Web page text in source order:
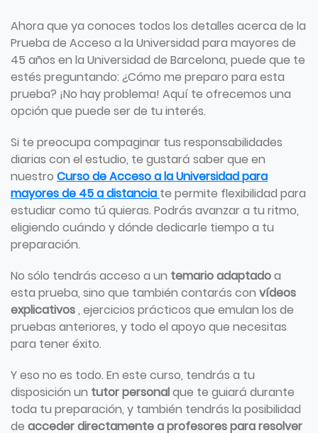
Ahora que ya conoces todos los detalles acerca de la
Prueba de Acceso a la Universidad para mayores de
45 años en la Universidad de Barcelona, puede que te
estés preguntando: ¿Cómo me preparo para esta
prueba? ¡No hay problema! Aquí te ofrecemos una
opción que puede ser de tu interés.
Si te preocupa compaginar tus responsabilidades
diarias con el estudio, te gustará saber que en
nuestro Curso de Acceso a la Universidad para
mayores de 45 a distancia te permite flexibilidad para
estudiar como tú quieras. Podrás avanzar a tu ritmo,
eligiendo cuándo y dónde dedicarle tiempo a tu
preparación.
No sólo tendrás acceso a un temario adaptadoa
esta prueba, sino que también contarás con vídeos
explicativos, ejercicios prácticos que emulan los de
pruebas anteriores, y todo el apoyo que necesitas
para tener éxito.
Y eso no es todo. En este curso, tendrás a tu
disposición un tutor personalque te guiará durante
toda tu preparación, y también tendrás la posibilidad
de acceder directamente a profesores para resolver